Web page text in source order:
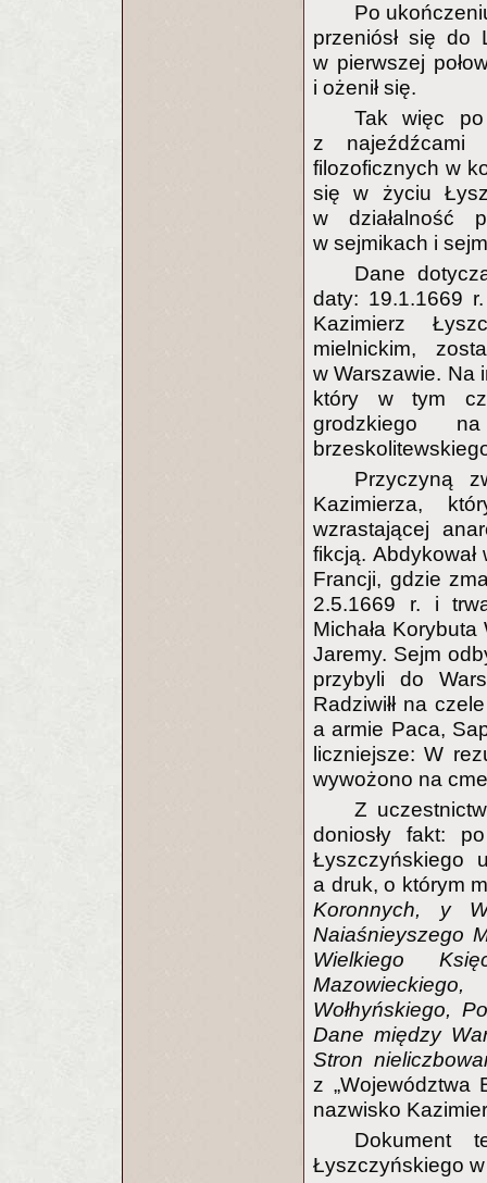
Po
przeniósł się do
w pierwszej
i ożenił się.
Tak więc
z
filozoficznych w
się w życiu
w działalność
w sejmikach i
Dane
daty: 19.1.1669
Kazimierz
mielnickim,
w Warszawie. Na
który w tym
grodzkiego
Przyczyną
Kazimierza,
wzrastającej
fikcją.
Francji, gdzie
2.5.1669 r. i
Michała
Jaremy. Sejm
przybyli do
Radziwiłł na
a armie Paca,
liczniejsze: W
wywożono na
Z
doniosły fakt:
Łyszczyńskiego
a druk, o którym
Koronnych, y
Naiaśnieyszego
Wielkiego
Wołhyńskiego,
Dane między
Stron
z „Województwa
nazwisko
Dokument
Łyszczyńskiego